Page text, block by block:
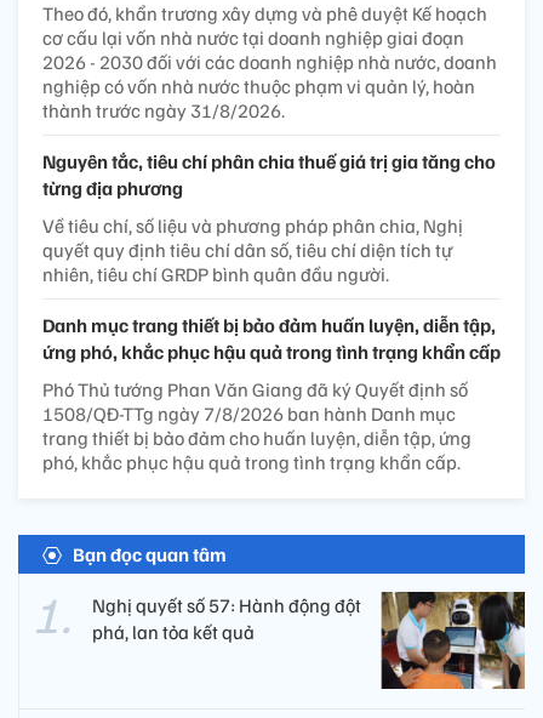
Theo đó, khẩn trương xây dựng và phê duyệt Kế hoạch
cơ cấu lại vốn nhà nước tại doanh nghiệp giai đoạn
2026 - 2030 đối với các doanh nghiệp nhà nước, doanh
nghiệp có vốn nhà nước thuộc phạm vi quản lý, hoàn
thành trước ngày 31/8/2026.
Nguyên tắc, tiêu chí phân chia thuế giá trị gia tăng cho
từng địa phương
Về tiêu chí, số liệu và phương pháp phân chia, Nghị
quyết quy định tiêu chí dân số, tiêu chí diện tích tự
nhiên, tiêu chí GRDP bình quân đầu người.
Danh mục trang thiết bị bảo đảm huấn luyện, diễn tập,
ứng phó, khắc phục hậu quả trong tình trạng khẩn cấp
Phó Thủ tướng Phan Văn Giang đã ký Quyết định số
1508/QĐ-TTg ngày 7/8/2026 ban hành Danh mục
trang thiết bị bảo đảm cho huấn luyện, diễn tập, ứng
phó, khắc phục hậu quả trong tình trạng khẩn cấp.
Bạn đọc quan tâm
Nghị quyết số 57: Hành động đột
phá, lan tỏa kết quả